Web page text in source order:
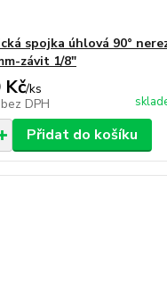
spojka úhlová 90°
závit 1/8"
Kč/ks
bez DPH
Přidat do košíku